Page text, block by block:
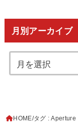
月別アーカイブ
HOME タグ : Aperture